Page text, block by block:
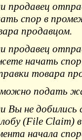
продавец
спор в
продавцом.
продавец
начать
товара
подать
Вы не
(File Claim)
начала